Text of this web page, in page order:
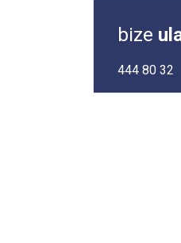
bize
444 80 32